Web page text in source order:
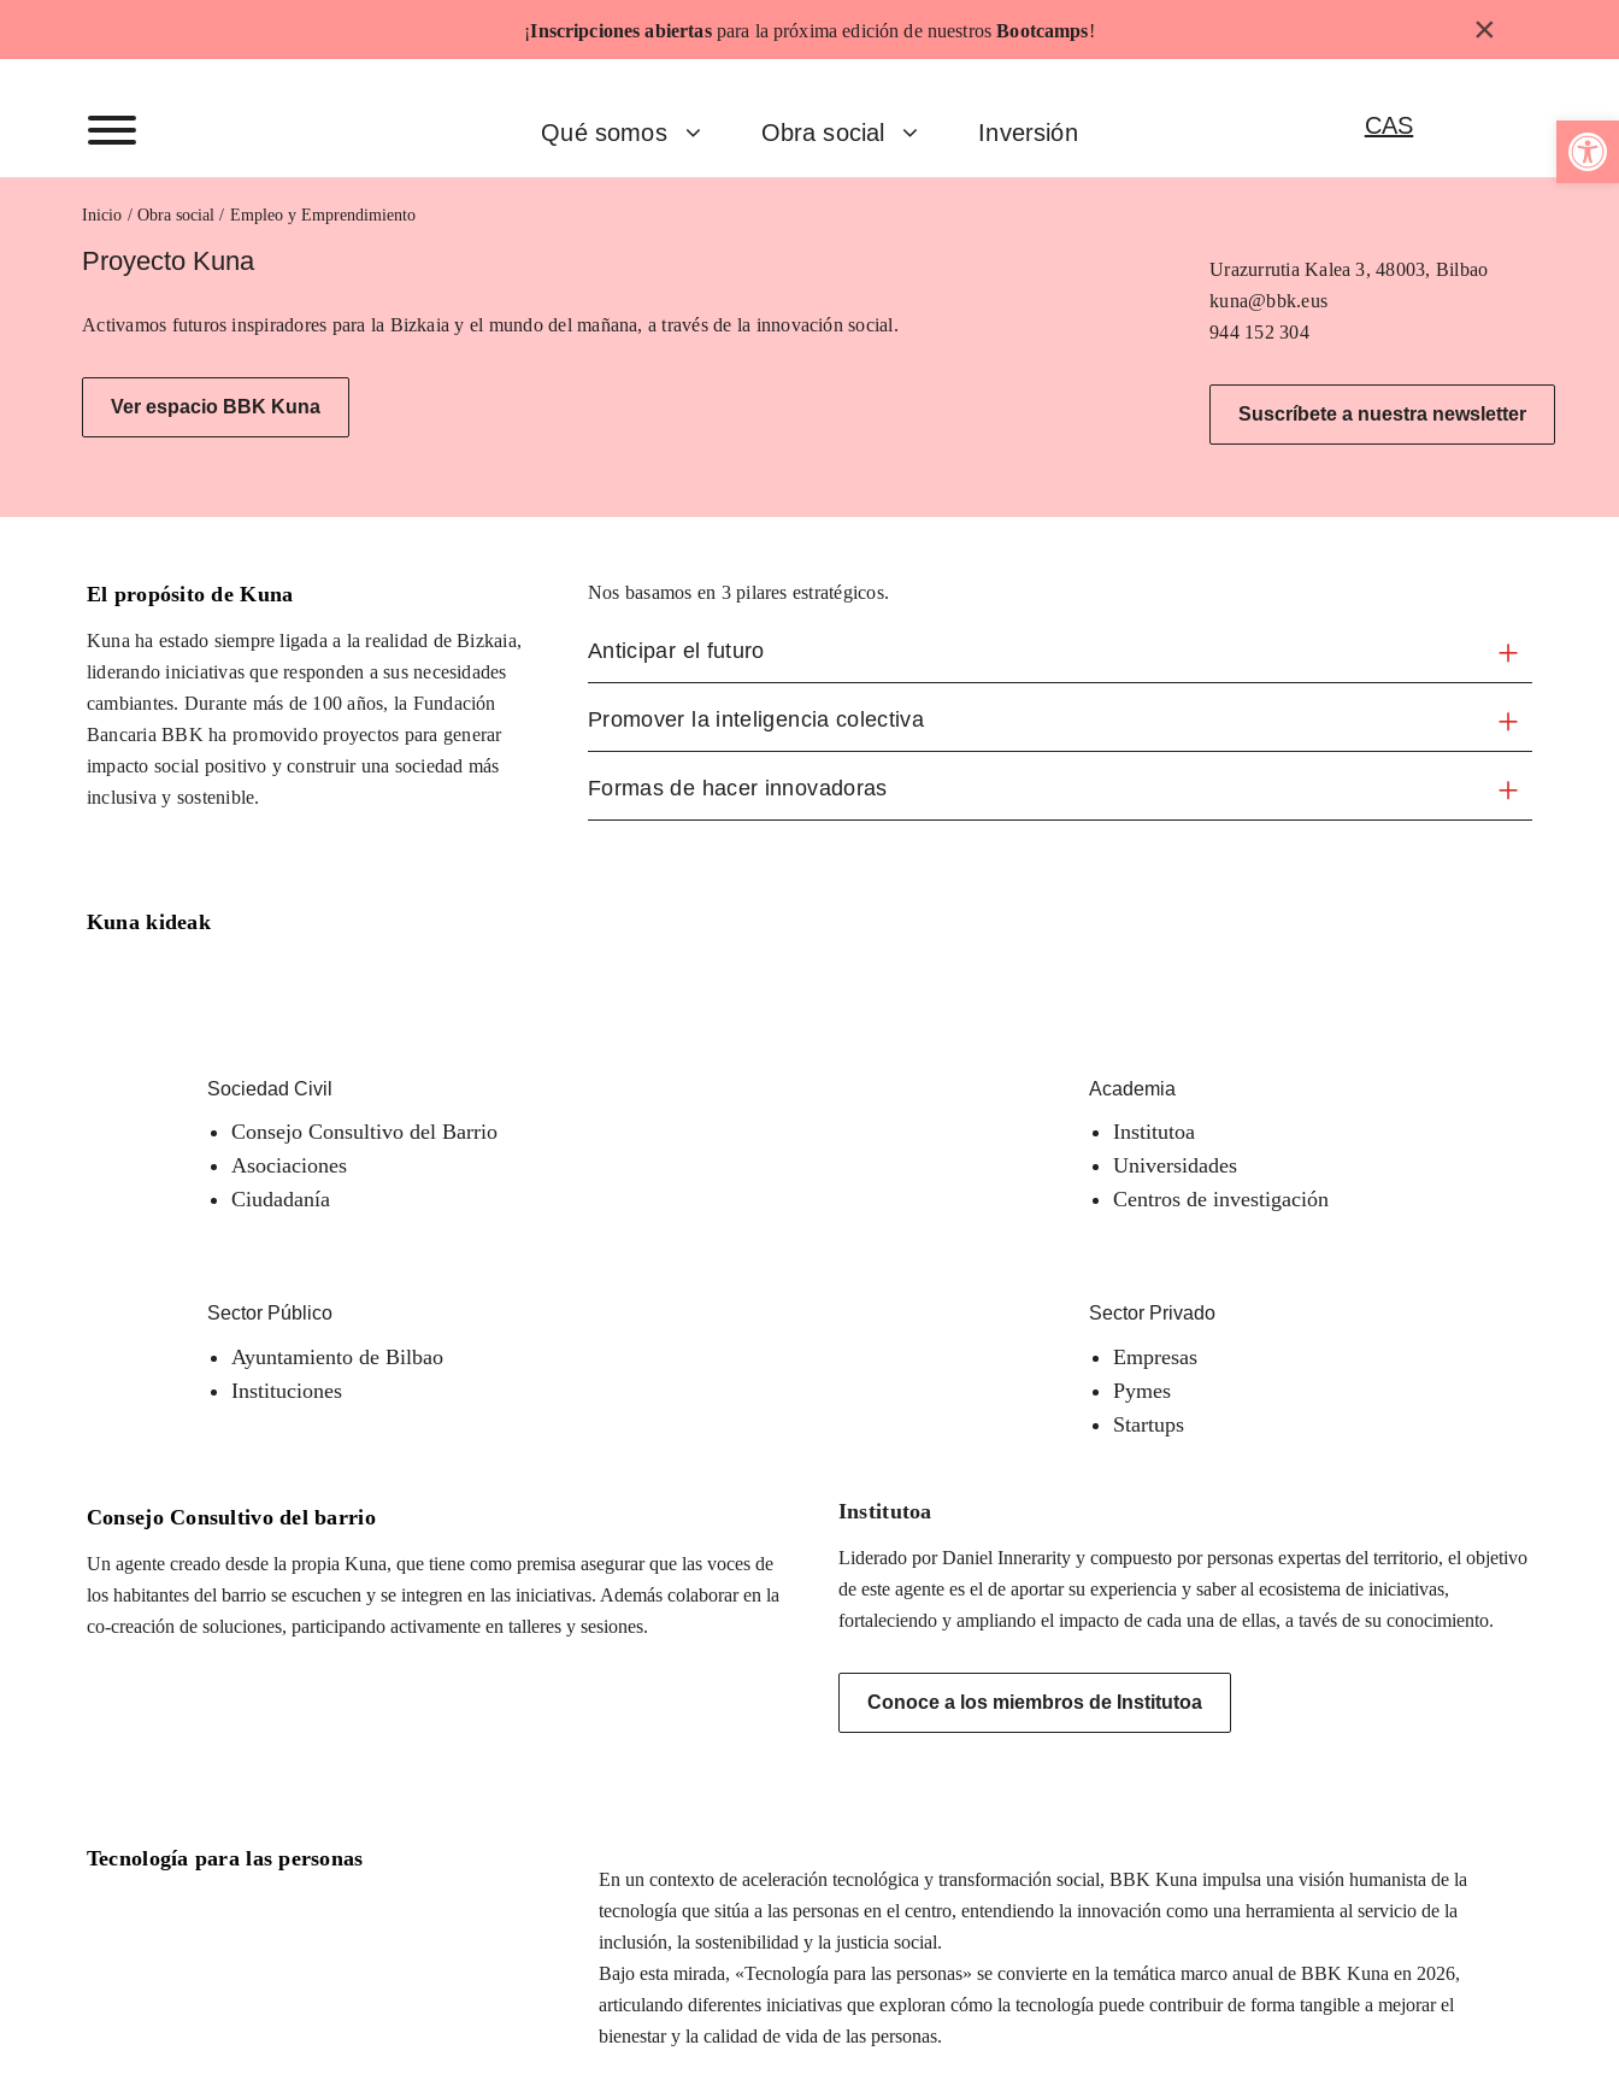
Abrir
¡Inscripciones abiertaspara la próxima edición de nuestrosBootcamps! ×
Qué somos Obra social Inversión CAS
Inicio Empleo y Emprendimiento
Proyecto Kuna
Activamos futuros inspiradores para la Bizkaia y el mundo del mañana, a través de la innovación social.
Ver espacio BBK Kuna
Urazurrutia Kalea 3, 48003, Bilbao
kuna@bbk.eus
944 152 304
Suscríbete a nuestra newsletter
El propósito de Kuna
Kuna ha estado siempre ligada a la realidad de Bizkaia,
liderando iniciativas que responden a sus necesidades
cambiantes. Durante más de 100 años, la Fundación
Bancaria BBK ha promovido proyectos para generar
impacto social positivo y construir una sociedad más
inclusiva y sostenible.
Nos basamos en 3 pilares estratégicos.
Anticipar el futuro
Promover la inteligencia colectiva
Formas de hacer innovadoras
Kuna kideak
Sociedad Civil
Consejo Consultivo del Barrio
Asociaciones
Ciudadanía
Sector Público
Ayuntamiento de Bilbao
Instituciones
Academia
Institutoa
Universidades
Centros de investigación
Sector Privado
Empresas
Pymes
Startups
Consejo Consultivo del barrio
Un agente creado desde la propia Kuna, que tiene como premisa asegurar que las voces de
los habitantes del barrio se escuchen y se integren en las iniciativas. Además colaborar en la
co-creación de soluciones, participando activamente en talleres y sesiones.
Institutoa
Liderado por Daniel Innerarity y compuesto por personas expertas del territorio, el objetivo
de este agente es el de aportar su experiencia y saber al ecosistema de iniciativas,
fortaleciendo y ampliando el impacto de cada una de ellas, a tavés de su conocimiento.
Conoce a los miembros de Institutoa
Tecnología para las personas
En un contexto de aceleración tecnológica y transformación social, BBK Kuna impulsa una visión humanista de la
tecnología que sitúa a las personas en el centro, entendiendo la innovación como una herramienta al servicio de la
inclusión, la sostenibilidad y la justicia social.
Bajo esta mirada, «Tecnología para las personas» se convierte en la temática marco anual de BBK Kuna en 2026,
articulando diferentes iniciativas que exploran cómo la tecnología puede contribuir de forma tangible a mejorar el
bienestar y la calidad de vida de las personas.